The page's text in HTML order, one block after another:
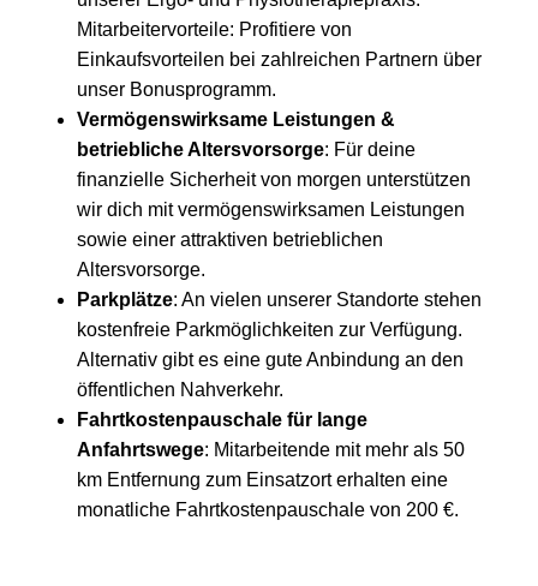
Mitarbeitervorteile: Profitiere von
Einkaufsvorteilen bei zahlreichen Partnern über
unser Bonusprogramm.
Vermögenswirksame Leistungen &
betriebliche Altersvorsorge: Für deine
finanzielle Sicherheit von morgen unterstützen
wir dich mit vermögenswirksamen Leistungen
sowie einer attraktiven betrieblichen
Altersvorsorge.
Parkplätze: An vielen unserer Standorte stehen
kostenfreie Parkmöglichkeiten zur Verfügung.
Alternativ gibt es eine gute Anbindung an den
öffentlichen Nahverkehr.
Fahrtkostenpauschale für lange
Anfahrtswege: Mitarbeitende mit mehr als 50
km Entfernung zum Einsatzort erhalten eine
monatliche Fahrtkostenpauschale von 200 €.